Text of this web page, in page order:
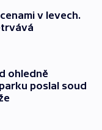
v levech.
ohledně
poslal soud